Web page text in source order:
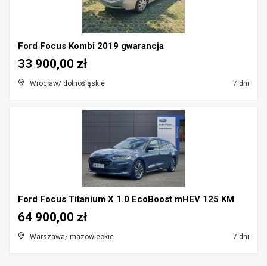
Ford Focus Kombi 2019 gwarancja
Wrocław/ dolnośląskie 7 dni
33 900,00 zł
Ford Focus Titanium X 1.0 EcoBoost mHEV 125 KM
Warszawa/ mazowieckie 7 dni
64 900,00 zł